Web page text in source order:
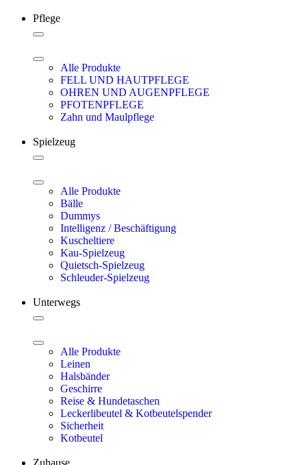
Pflege
Alle Produkte
FELL UND HAUTPFLEGE
OHREN UND AUGENPFLEGE
PFOTENPFLEGE
Zahn und Maulpflege
Spielzeug
Alle Produkte
Bälle
Dummys
Intelligenz / Beschäftigung
Kuscheltiere
Kau-Spielzeug
Quietsch-Spielzeug
Schleuder-Spielzeug
Unterwegs
Alle Produkte
Leinen
Halsbänder
Geschirre
Reise & Hundetaschen
Leckerlibeutel & Kotbeutelspender
Sicherheit
Kotbeutel
Zuhause